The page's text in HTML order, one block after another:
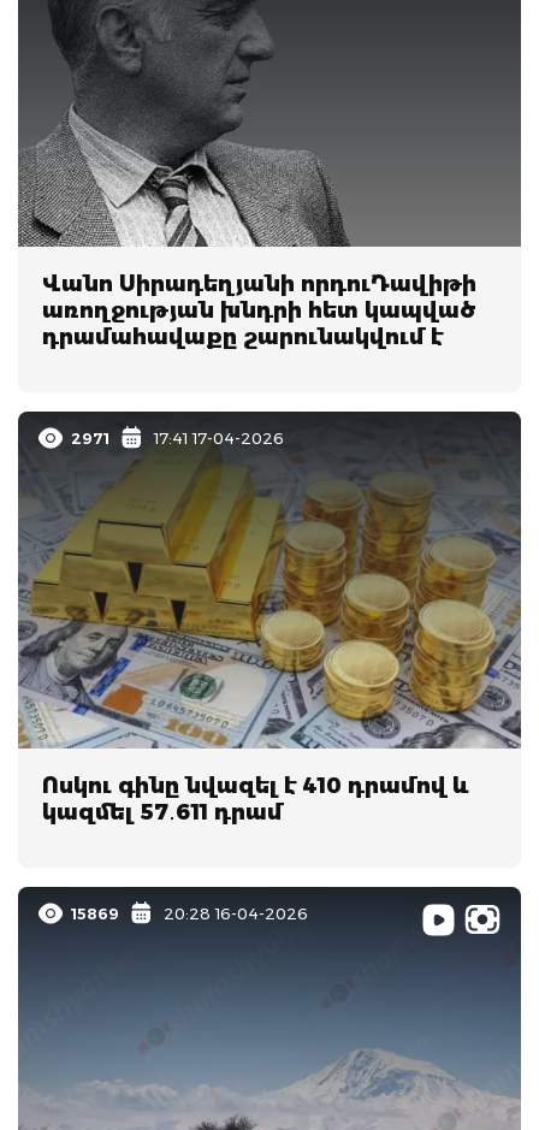
Վանո Սիրադեղյանի որդու`Դավիթի
առողջության խնդրի հետ կապված
դրամահավաքը շարունակվում է
2971 17:41 17-04-2026
Ոսկու գինը նվազել է 410 դրամով և
կազմել 57․611 դրամ
15869 20:28 16-04-2026